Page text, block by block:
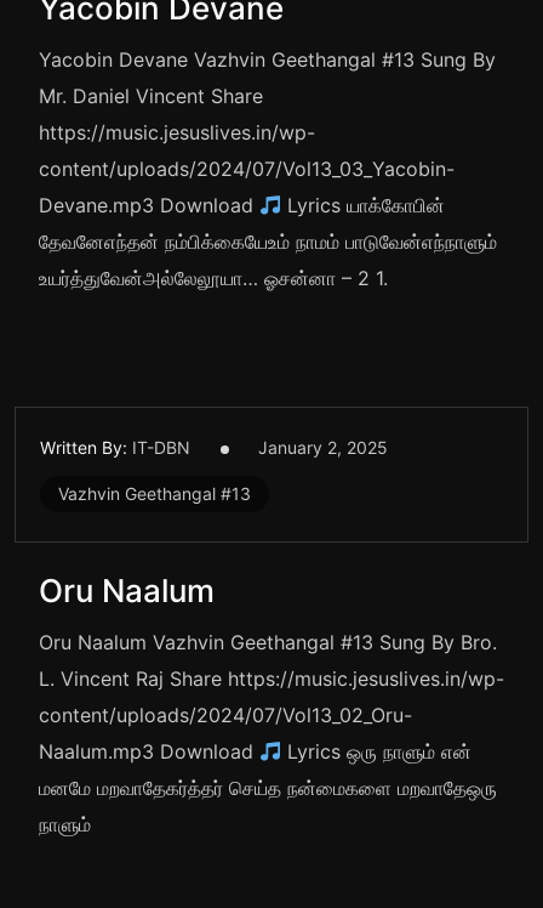
Yacobin Devane
Yacobin Devane Vazhvin Geethangal #13 Sung By
Mr. Daniel Vincent Share
https://music.jesuslives.in/wp-
content/uploads/2024/07/Vol13_03_Yacobin-
Devane.mp3 Download
Lyrics யாக்கோபின்
தேவனேஎந்தன் நம்பிக்கையேஉம் நாமம் பாடுவேன்எந்நாளும்
உயர்த்துவேன்அல்லேலூயா… ஓசன்னா – 2 1.
Written By: IT-DBN January 2, 2025
Vazhvin Geethangal #13
Oru Naalum
Oru Naalum Vazhvin Geethangal #13 Sung By Bro.
L. Vincent Raj Share https://music.jesuslives.in/wp-
content/uploads/2024/07/Vol13_02_Oru-
Naalum.mp3 Download
Lyrics ஒரு நாளும் என்
மனமே மறவாதேகர்த்தர் செய்த நன்மைகளை மறவாதேஒரு
நாளும்